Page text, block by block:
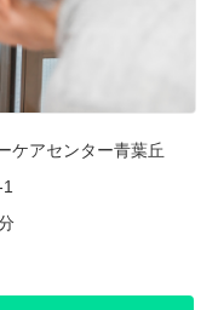
ケアセンター青葉丘